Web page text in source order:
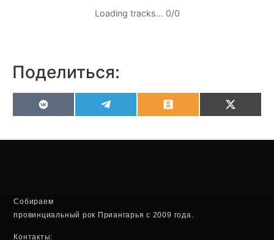
Loading tracks… 0/0
Поделиться:
VK OdnoklassnikiX
Собираем
провинциальный рок Приангарья с 2009 года.
Контакты: